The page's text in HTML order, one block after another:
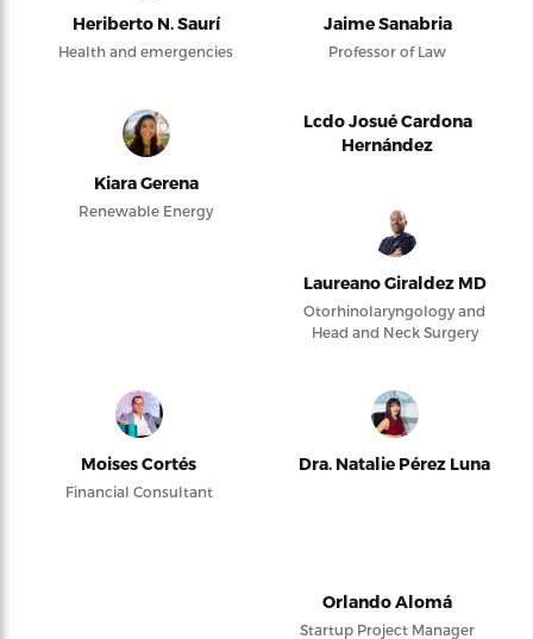
Heriberto N. Saurí
Health and emergencies
Jaime Sanabria
Professor of Law
Kiara Gerena
Renewable Energy
Lcdo Josué Cardona
Hernández
Laureano Giraldez MD
Otorhinolaryngology and
Head and Neck Surgery
Moises Cortés
Financial Consultant
Dra. Natalie Pérez Luna
Orlando Alomá
Startup Project Manager